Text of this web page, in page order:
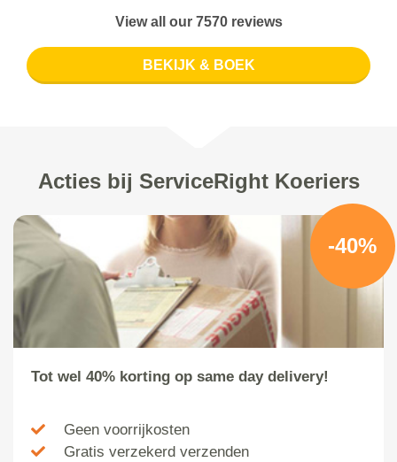
View all our 7570 reviews
BEKIJK & BOEK
Acties bij ServiceRight Koeriers
-40%
Tot wel 40% korting op same day delivery!
Geen voorrijkosten
Gratis verzekerd verzenden